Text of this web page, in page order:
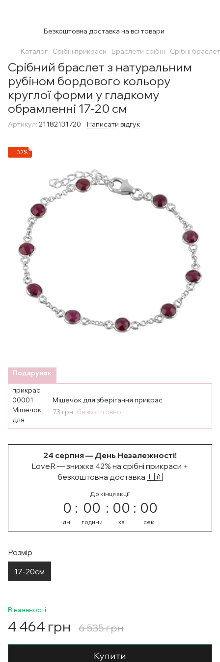
Безкоштовна доставка на всі товари
Каталог Срібні прикраси Браслети срібні Срібні
Срібний браслет з натуральним
рубіном бордового кольору
круглої форми у гладкому
обрамленні 17-20 см
Артикул: 21182131720 Написати відгук
−32%
Подарунок
Мішечок для зберігання прикрас
73 грн безкоштовно
24 серпня — День Незалежності!
LoveR — знижка 42% на срібні прикраси +
безкоштовна доставка 🇺🇦
До кінця акції
0
дні
00
години
00
хв
00
сек
Розмір
17-20см
В наявності
4 464 грн 6 535 грн
Купити